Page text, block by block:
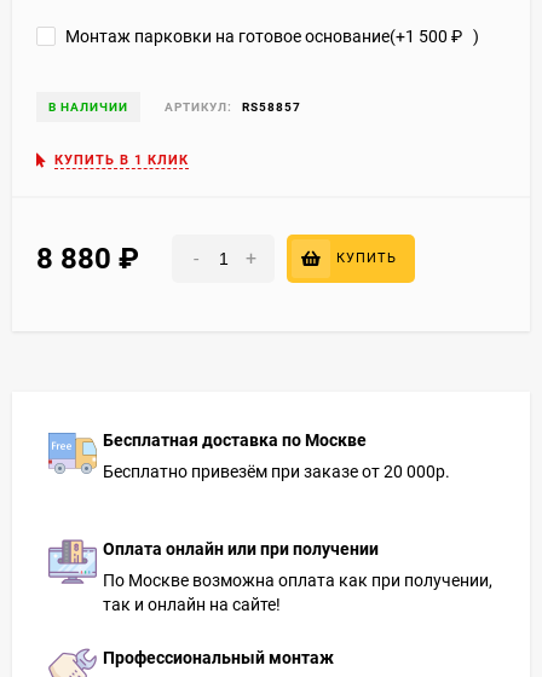
Монтаж парковки на готовое основание(+1 500 )
В НАЛИЧИИ АРТИКУЛ: RS58857
КУПИТЬ В 1 КЛИК
8 880 - + КУПИТЬ
Бесплатная доставка по Москве
Бесплатно привезём при заказе от 20 000р.
Оплата онлайн или при получении
По Москве возможна оплата как при получении,
так и онлайн на сайте!
Профессиональный монтаж